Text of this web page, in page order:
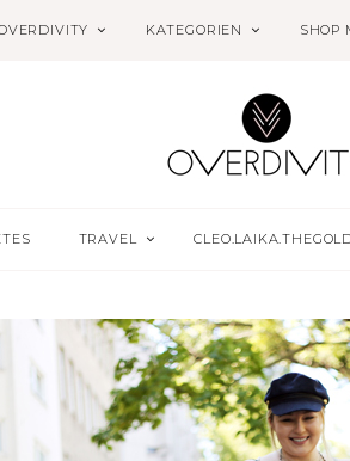
KATEGORIEN SHOP
TRAVEL